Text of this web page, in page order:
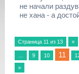
не начали
не хана - а
Страница 11 из 13 «
9 10 11
»